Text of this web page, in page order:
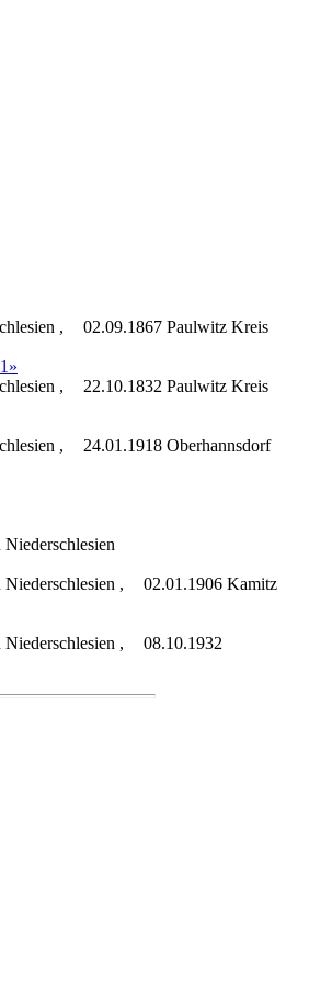
,
02.09.1867 Paulwitz Kreis
,
22.10.1832 Paulwitz Kreis
,
24.01.1918 Oberhannsdorf
,
02.01.1906 Kamitz
,
08.10.1932